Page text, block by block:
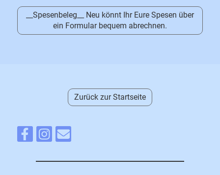
__Spesenbeleg__ Neu könnt Ihr Eure Spesen über
ein Formular bequem abrechnen.
Zurück zur Startseite